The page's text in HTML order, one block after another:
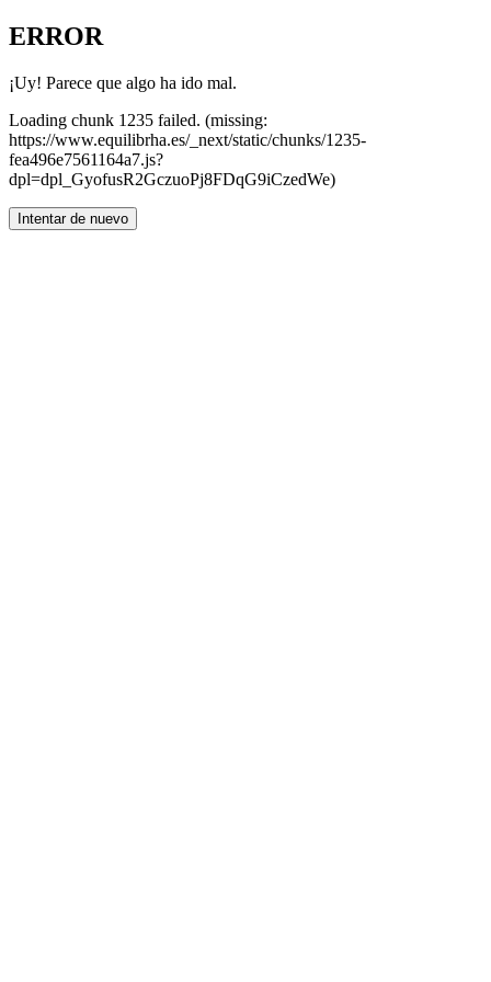
ERROR
¡Uy! Parece que algo ha ido mal.
Loading chunk 1235 failed. (missing:
https://www.equilibrha.es/_next/static/chunks/1235-
fea496e7561164a7.js?
dpl=dpl_GyofusR2GczuoPj8FDqG9iCzedWe)
Intentar de nuevo